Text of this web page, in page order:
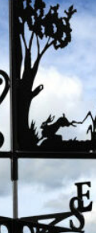
à
300.00€